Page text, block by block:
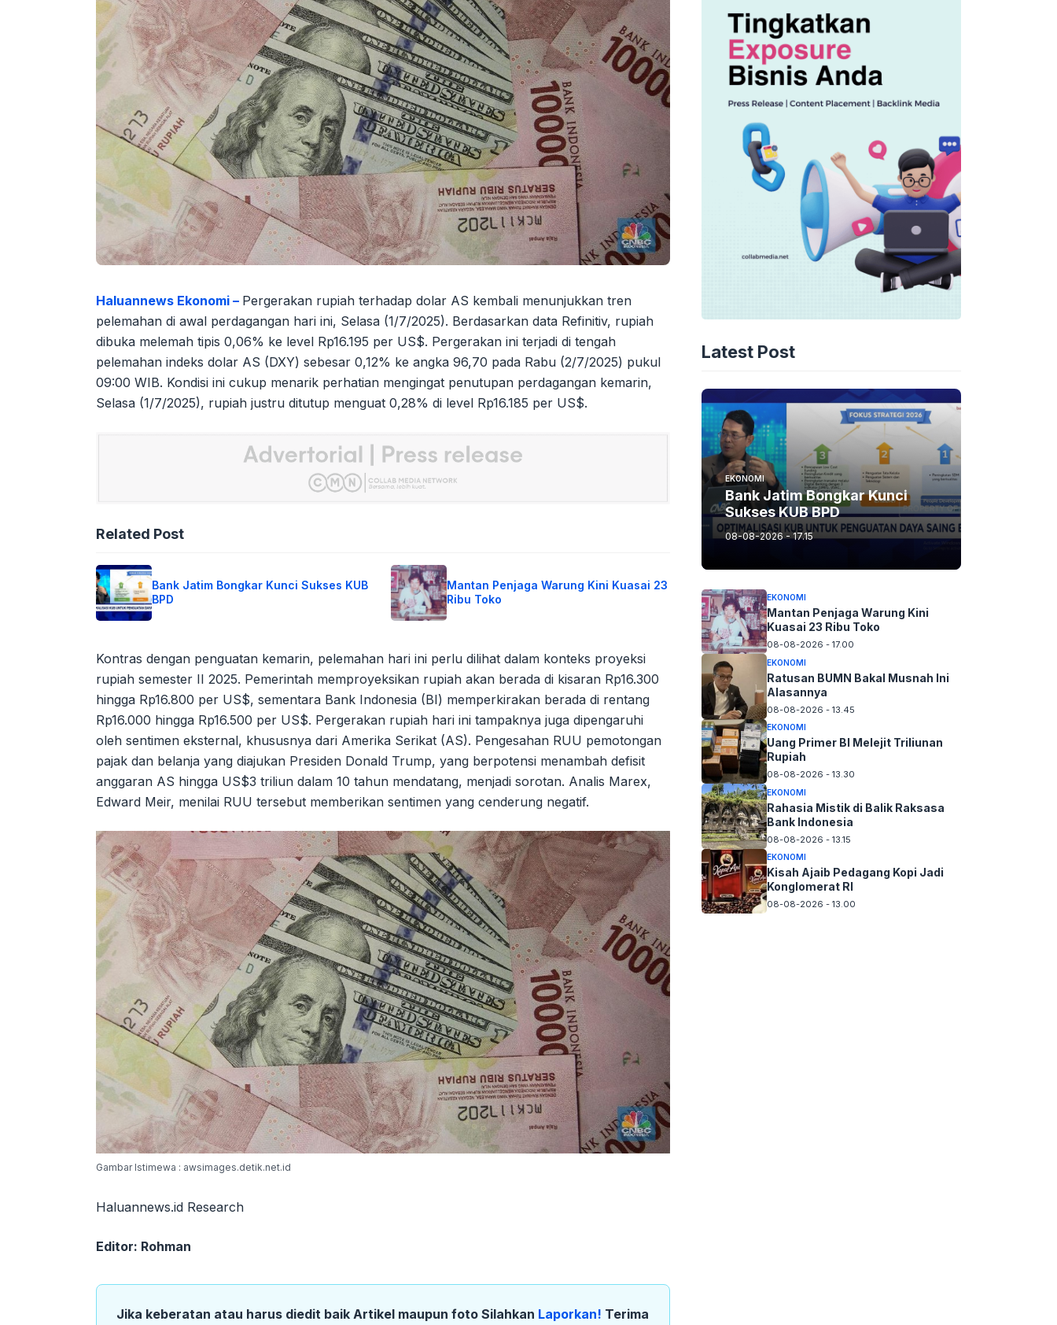
Haluannews Ekonomi – Pergerakan rupiah terhadap dolar AS kembali menunjukkan tren
pelemahan di awal perdagangan hari ini, Selasa (1/7/2025). Berdasarkan data Refinitiv, rupiah
dibuka melemah tipis 0,06% ke level Rp16.195 per US$. Pergerakan ini terjadi di tengah
pelemahan indeks dolar AS (DXY) sebesar 0,12% ke angka 96,70 pada Rabu (2/7/2025) pukul
09:00 WIB. Kondisi ini cukup menarik perhatian mengingat penutupan perdagangan kemarin,
Selasa (1/7/2025), rupiah justru ditutup menguat 0,28% di level Rp16.185 per US$.
Related Post
Bank Jatim Bongkar Kunci Sukses KUB
BPD
Mantan Penjaga Warung Kini Kuasai 23
Ribu Toko
Kontras dengan penguatan kemarin, pelemahan hari ini perlu dilihat dalam konteks proyeksi
rupiah semester II 2025. Pemerintah memproyeksikan rupiah akan berada di kisaran Rp16.300
hingga Rp16.800 per US$, sementara Bank Indonesia (BI) memperkirakan berada di rentang
Rp16.000 hingga Rp16.500 per US$. Pergerakan rupiah hari ini tampaknya juga dipengaruhi
oleh sentimen eksternal, khususnya dari Amerika Serikat (AS). Pengesahan RUU pemotongan
pajak dan belanja yang diajukan Presiden Donald Trump, yang berpotensi menambah defisit
anggaran AS hingga US$3 triliun dalam 10 tahun mendatang, menjadi sorotan. Analis Marex,
Edward Meir, menilai RUU tersebut memberikan sentimen yang cenderung negatif.
Gambar Istimewa : awsimages.detik.net.id
Haluannews.id Research
Editor: Rohman
Jika keberatan atau harus diedit baik Artikel maupun foto Silahkan Laporkan! Terima
Latest Post
EKONOMI
Bank Jatim Bongkar Kunci
Sukses KUB BPD
08-08-2026 - 17.15
EKONOMI
Mantan Penjaga Warung Kini
Kuasai 23 Ribu Toko
08-08-2026 - 17.00
EKONOMI
Ratusan BUMN Bakal Musnah Ini
Alasannya
08-08-2026 - 13.45
EKONOMI
Uang Primer BI Melejit Triliunan
Rupiah
08-08-2026 - 13.30
EKONOMI
Rahasia Mistik di Balik Raksasa
Bank Indonesia
08-08-2026 - 13.15
EKONOMI
Kisah Ajaib Pedagang Kopi Jadi
Konglomerat RI
08-08-2026 - 13.00